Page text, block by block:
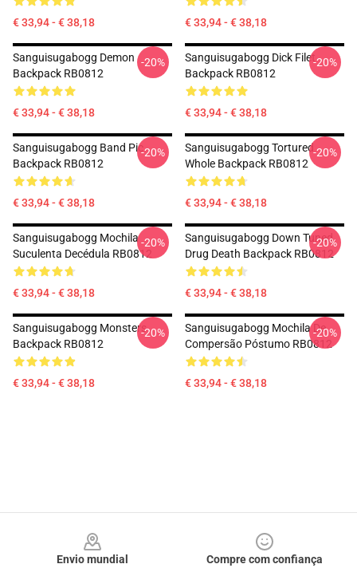
€ 33,94 - € 38,18 € 33,94 - € 38,18
Sanguisugabogg Demon
Backpack RB0812
€ 33,94 - € 38,18
-20%
Sanguisugabogg Dick Filet
Backpack RB0812
€ 33,94 - € 38,18
-20%
Sanguisugabogg Band Pic
Backpack RB0812
€ 33,94 - € 38,18
-20%
Sanguisugabogg Tortured
Whole Backpack RB0812
€ 33,94 - € 38,18
-20%
Sanguisugabogg Mochila
Suculenta Decédula RB0812
€ 33,94 - € 38,18
-20%
Sanguisugabogg Down Tuned
Drug Death Backpack RB0812
€ 33,94 - € 38,18
-20%
Sanguisugabogg Monsters
Backpack RB0812
€ 33,94 - € 38,18
-20%
Sanguisugabogg Mochila De
Compersão Póstumo RB0812
€ 33,94 - € 38,18
-20%
Envio mundial
Compre com confiança